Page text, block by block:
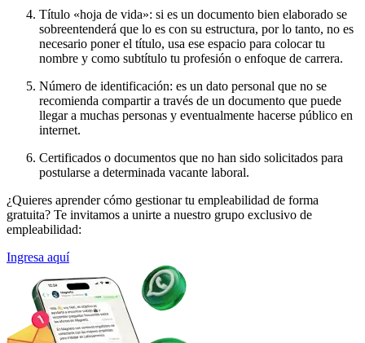
Título «hoja de vida»: si es un documento bien elaborado se
sobreentenderá que lo es con su estructura, por lo tanto, no es
necesario poner el título, usa ese espacio para colocar tu
nombre y como subtítulo tu profesión o enfoque de carrera.
Número de identificación: es un dato personal que no se
recomienda compartir a través de un documento que puede
llegar a muchas personas y eventualmente hacerse público en
internet.
Certificados o documentos que no han sido solicitados para
postularse a determinada vacante laboral.
¿Quieres aprender cómo gestionar tu empleabilidad de forma
gratuita? Te invitamos a unirte a nuestro grupo exclusivo de
empleabilidad:
Ingresa aquí